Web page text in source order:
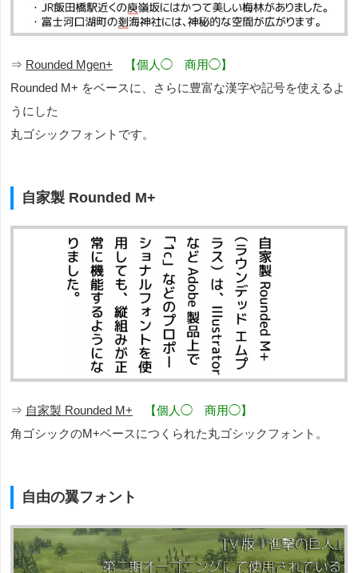
⇒ Rounded Mgen+
【個人◯ 商用◯】
Rounded M+ をベースに、さらに豊富な漢字や記号を使えるよ
うにした
丸ゴシックフォントです。
自家製 Rounded M+
⇒ 自家製 Rounded M+
【個人◯ 商用◯】
角ゴシックのM+ベースにつくられた丸ゴシックフォント。
自由の翼フォント